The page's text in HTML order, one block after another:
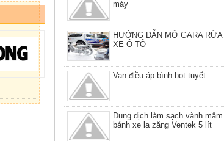
máy
HƯỚNG DẪN MỞ GARA RỬA
XE Ô TÔ
Van điều áp bình bọt tuyết
Dung dịch làm sạch vành mâm
bánh xe la zăng Ventek 5 lít